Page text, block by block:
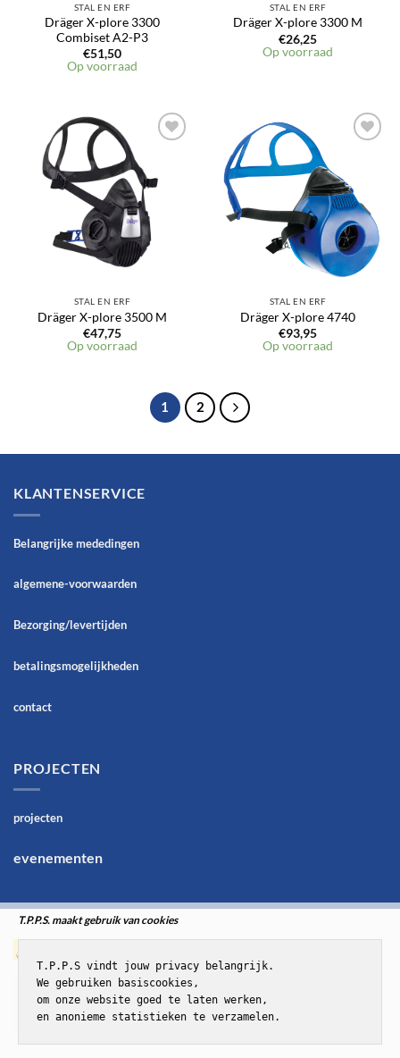
STAL EN ERF
Dräger X-plore 3300
Combiset A2-P3
€51,50
Op voorraad
STAL EN ERF
Dräger X-plore 3300 M
€26,25
Op voorraad
Toevoegen
verlanglijst
STAL EN ERF
Dräger X-plore 3500 M
€47,75
Op voorraad
verlanglijst
STAL EN ERF
Dräger X-plore 4740
€93,95
Op voorraad
1 2
KLANTENSERVICE
Belangrijke mededingen
algemene-voorwaarden
Bezorging/levertijden
betalingsmogelijkheden
contact
PROJECTEN
projecten
evenementen
T.P.P.S. maakt gebruik van cookies
T.P.P.S vindt jouw privacy belangrijk.
We gebruiken basiscookies,
om onze website goed te laten werken,
en anonieme statistieken te verzamelen.